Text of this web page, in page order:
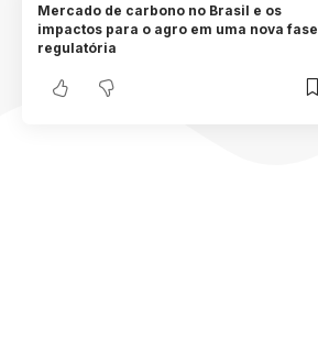
Mercado de carbono no Brasil e os
impactos para o agro em uma nova fase
regulatória